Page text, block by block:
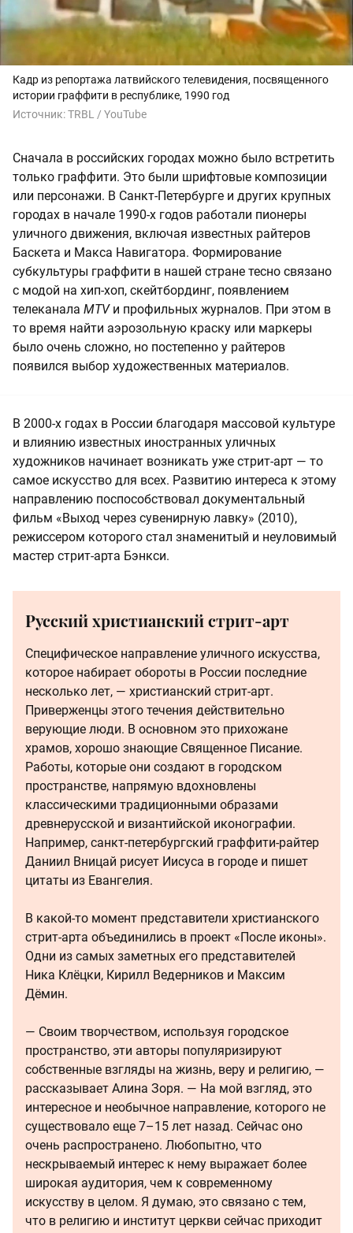
Кадр из репортажа латвийского телевидения, посвященного
истории граффити в республике, 1990 год
Источник:TRBL / YouTube
Сначала в российских городах можно было встретить
только граффити. Это были шрифтовые композиции
или персонажи. В Санкт-Петербурге и других крупных
городах в начале 1990-х годов работали пионеры
уличного движения, включая известных райтеров
Баскета и Макса Навигатора. Формирование
субкультуры граффити в нашей стране тесно связано
с модой на хип-хоп, скейтбординг, появлением
телеканала MTVи профильных журналов. При этом в
то время найти аэрозольную краску или маркеры
было очень сложно, но постепенно у райтеров
появился выбор художественных материалов.
В 2000-х годах в России благодаря массовой культуре
и влиянию известных иностранных уличных
художников начинает возникать уже стрит-арт — то
самое искусство для всех. Развитию интереса к этому
направлению поспособствовал документальный
фильм «Выход через сувенирную лавку» (2010),
режиссером которого стал знаменитый и неуловимый
мастер стрит-арта Бэнкси.
Русский христианский стрит-арт
Специфическое направление уличного искусства,
которое набирает обороты в России последние
несколько лет, — христианский стрит-арт.
Приверженцы этого течения действительно
верующие люди. В основном это прихожане
храмов, хорошо знающие Священное Писание.
Работы, которые они создают в городском
пространстве, напрямую вдохновлены
классическими традиционными образами
древнерусской и византийской иконографии.
Например, санкт-петербургский граффити-райтер
Даниил Вницай рисует Иисуса в городе и пишет
цитаты из Евангелия.
В какой-то момент представители христианского
стрит-арта объединились в проект «После иконы».
Одни из самых заметных его представителей
Ника Клёцки, Кирилл Ведерников и Максим
Дёмин.
— Своим творчеством, используя городское
пространство, эти авторы популяризируют
собственные взгляды на жизнь, веру и религию, —
рассказывает Алина Зоря. — На мой взгляд, это
интересное и необычное направление, которого не
существовало еще 7–15 лет назад. Сейчас оно
очень распространено. Любопытно, что
нескрываемый интерес к нему выражает более
широкая аудитория, чем к современному
искусству в целом. Я думаю, это связано с тем,
что в религию и институт церкви сейчас приходит